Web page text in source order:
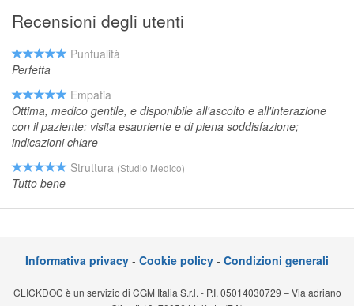
Recensioni degli utenti
Puntualità
Perfetta
Empatia
Ottima, medico gentile, e disponibile all'ascolto e all'interazione
con il paziente; visita esauriente e di piena soddisfazione;
indicazioni chiare
Struttura (Studio Medico)
Tutto bene
Informativa privacy - Cookie policy - Condizioni generali
CLICKDOC è un servizio di CGM Italia S.r.l. - P.I. 05014030729 – Via adriano